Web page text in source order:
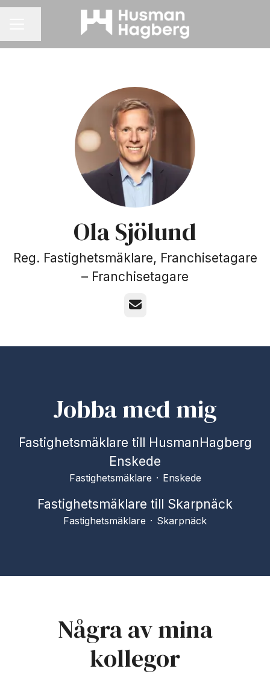
Ola Sjölund
Reg. Fastighetsmäklare, Franchisetagare
– Franchisetagare
E-post
Jobba med mig
Fastighetsmäklare till HusmanHagberg
Enskede
Fastighetsmäklare · Enskede
Fastighetsmäklare till Skarpnäck
Fastighetsmäklare · Skarpnäck
Några av mina
kollegor